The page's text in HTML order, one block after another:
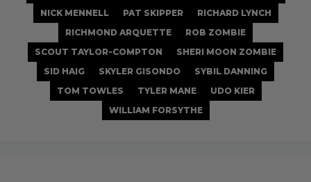
NICK MENNELL
PAT SKIPPER
RICHARD LYNCH
RICHMOND ARQUETTE
ROB ZOMBIE
SCOUT TAYLOR-COMPTON
SHERI MOON ZOMBIE
SID HAIG
SKYLER GISONDO
SYBIL DANNING
TOM TOWLES
TYLER MANE
UDO KIER
WILLIAM FORSYTHE